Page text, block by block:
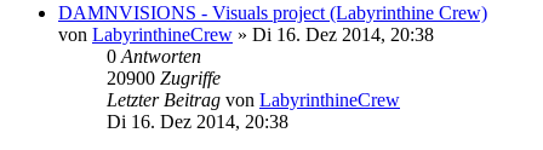
DAMNVISIONS - Visuals project (Labyrinthine Crew)
von LabyrinthineCrew » Di 16. Dez 2014, 20:38
0 Antworten
20900 Zugriffe
Letzter Beitrag von LabyrinthineCrew
Di 16. Dez 2014, 20:38